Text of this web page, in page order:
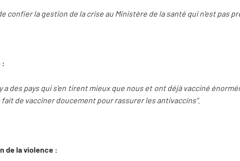
confier la gestion de la crise au Ministère de la santé qui n'est pas
:
a des pays qui s'en tirent mieux que nous et ont déjà vacciné
fait de vacciner doucement pour rassurer les antivaccins".
de la violence :